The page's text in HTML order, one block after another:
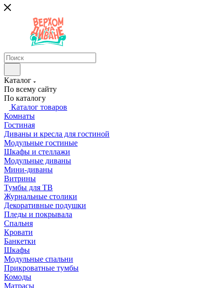
Каталог
По всему сайту
По каталогу
Каталог товаров
Комнаты
Гостиная
Диваны и кресла для гостиной
Модульные гостиные
Шкафы и стеллажи
Модульные диваны
Мини-диваны
Витрины
Тумбы для ТВ
Журнальные столики
Декоративные подушки
Пледы и покрывала
Спальня
Кровати
Банкетки
Шкафы
Модульные спальни
Прикроватные тумбы
Комоды
Матрасы